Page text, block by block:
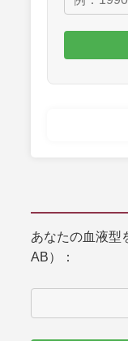
あなたの血液型
AB）：